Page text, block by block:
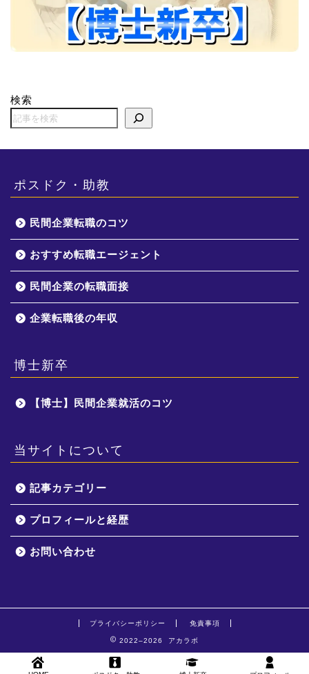
検索
ポスドク・助教
民間企業転職のコツ
おすすめ転職エージェント
民間企業の転職面接
企業転職後の年収
博士新卒
【博士】民間企業就活のコツ
当サイトについて
記事カテゴリー
プロフィールと経歴
お問い合わせ
プライバシーポリシー 免責事項
2022–2026 アカラボ